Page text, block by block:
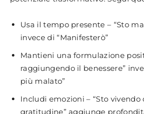
Usa il tempo presente – “Sto
invece di “Manifesterò”
Mantieni una formulazione
raggiungendo il benessere”
più malato”
Includi emozioni – “Sto vivendo
gratitudine” aggiunge